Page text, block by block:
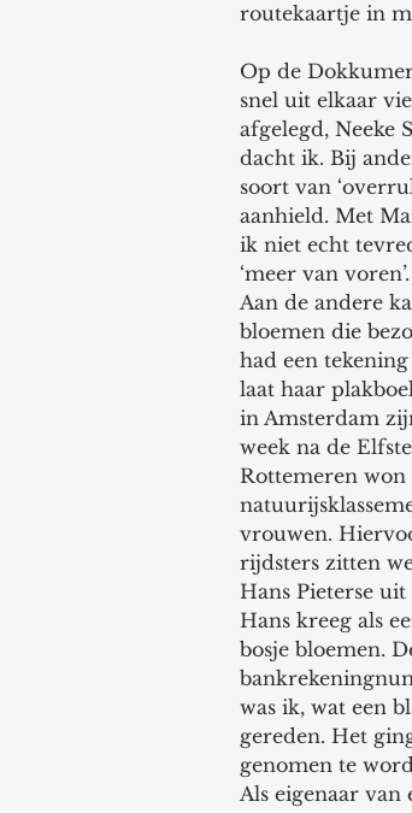
routekaartje in
Op de
snel uit elkaar
afgelegd, Neeke
dacht ik. Bij
soort van
aanhield. Met
ik niet echt
‘meer van
Aan de andere
bloemen die
had een
laat haar
in Amsterdam
week na de
Rottemeren won
vrouwen.
rijdsters zitten
Hans Pieterse
Hans kreeg als
bosje bloemen.
was ik, wat een
gereden. Het
genomen te
Als eigenaar